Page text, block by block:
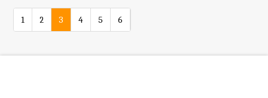
1 2 3 4 5 6